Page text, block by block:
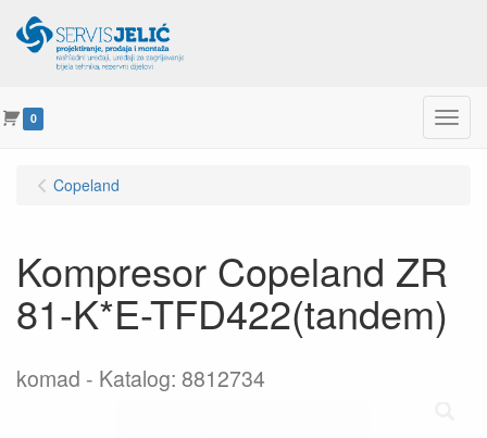
0 Menu
Copeland
Kompresor Copeland ZR
81-K*E-TFD422(tandem)
komad Katalog: 8812734